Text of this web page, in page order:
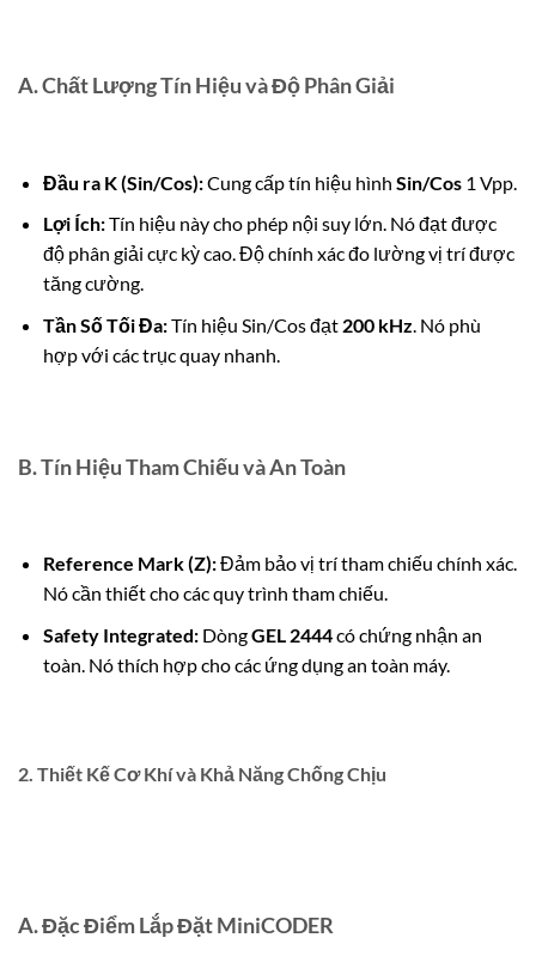
A. Chất Lượng Tín Hiệu và Độ Phân Giải
Đầu ra K (Sin/Cos):Cung cấp tín hiệu hình Sin/Cos 1 Vpp.
Lợi Ích:Tín hiệu này cho phép nội suy lớn. Nó đạt được
độ phân giải cực kỳ cao. Độ chính xác đo lường vị trí được
tăng cường.
Tần Số Tối Đa:Tín hiệu Sin/Cosđạt 200kHz. Nó phù
hợp với các trục quay nhanh.
B. Tín Hiệu Tham Chiếu và An Toàn
Reference Mark (Z):Đảm bảo vị trí tham chiếu chính xác.
Nó cần thiết cho các quy trình tham chiếu.
Safety Integrated:DòngGEL 2444có chứng nhận an
toàn. Nó thích hợp cho các ứng dụng an toàn máy.
2. Thiết Kế Cơ Khí và Khả Năng Chống Chịu
A. Đặc Điểm Lắp ĐặtMiniCODER